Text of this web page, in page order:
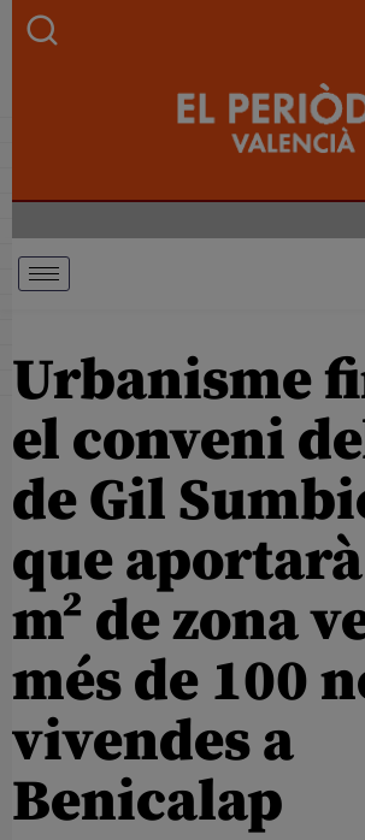
Urbanisme
el conveni
de Gil
que
m² de zona
més de 100
vivendes a
Benicalap